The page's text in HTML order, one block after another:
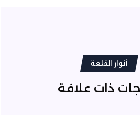
أنوار القلعة
ذات علاقة